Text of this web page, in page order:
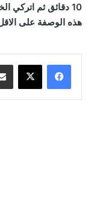
هذه الوصفة على